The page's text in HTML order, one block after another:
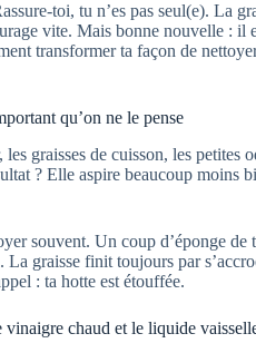
toi, tu n’es pas seul(e). La
vite. Mais bonne nouvelle : il
transformer ta façon de
qu’on ne le pense
les graisses de cuisson, les
? Elle aspire beaucoup moins
souvent. Un coup d’éponge de
graisse finit toujours par
: ta hotte est étouffée.
chaud et le liquide